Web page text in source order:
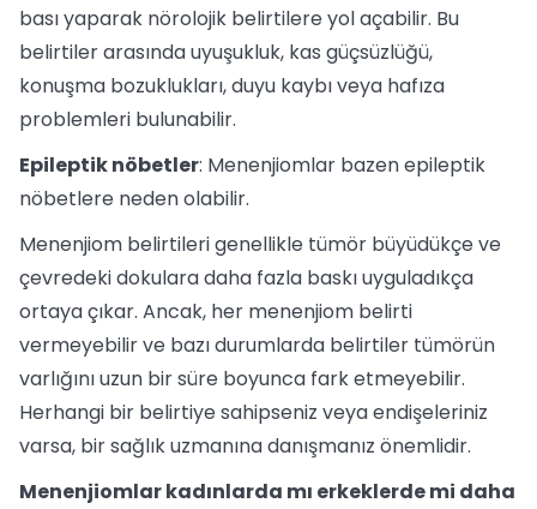
bası yaparak nörolojik belirtilere yol açabilir. Bu
belirtiler arasında uyuşukluk, kas güçsüzlüğü,
konuşma bozuklukları, duyu kaybı veya hafıza
problemleri bulunabilir.
Epileptik nöbetler: Menenjiomlar bazen epileptik
nöbetlere neden olabilir.
Menenjiom belirtileri genellikle tümör büyüdükçe ve
çevredeki dokulara daha fazla baskı uyguladıkça
ortaya çıkar. Ancak, her menenjiom belirti
vermeyebilir ve bazı durumlarda belirtiler tümörün
varlığını uzun bir süre boyunca fark etmeyebilir.
Herhangi bir belirtiye sahipseniz veya endişeleriniz
varsa, bir sağlık uzmanına danışmanız önemlidir.
Menenjiomlar kadınlarda mı erkeklerde mi daha